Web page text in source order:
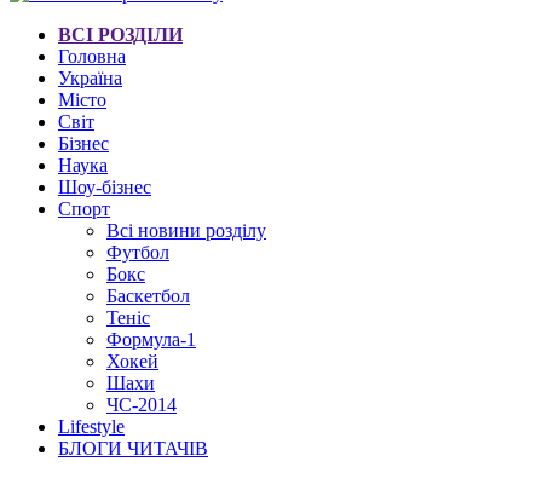
ВСІ РОЗДІЛИ
Головна
Україна
Місто
Світ
Бізнес
Наука
Шоу-бізнес
Спорт
Всі новини розділу
Футбол
Бокс
Баскетбол
Теніс
Формула-1
Хокей
Шахи
ЧС-2014
Lifestyle
БЛОГИ ЧИТАЧІВ